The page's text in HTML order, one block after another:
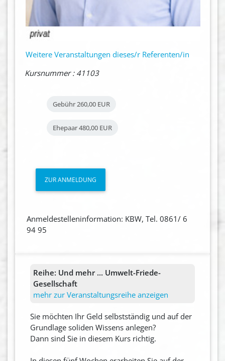
Weitere Veranstaltungen dieses/r Referenten/in
Kursnummer : 41103
Gebühr260,00 EUR
Ehepaar480,00 EUR
ZUR ANMELDUNG
Anmeldestelleninformation: KBW, Tel. 0861/ 6
94 95
Reihe: Und mehr ... Umwelt-Friede-
Gesellschaft
mehr zur Veranstaltungsreihe anzeigen
Sie möchten Ihr Geld selbstständig und auf der
Grundlage soliden Wissens anlegen?
Dann sind Sie in diesem Kurs richtig.